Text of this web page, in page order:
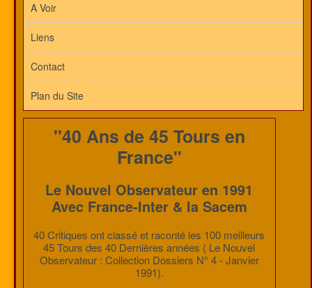
A Voir
Liens
Contact
Plan du Site
"40 Ans de 45 Tours en
France"
Le Nouvel Observateur en 1991
Avec France-Inter & la Sacem
40 Critiques ont classé et raconté les 100 meilleurs
45 Tours des 40 Dernières années ( Le Nouvel
Observateur : Collection Dossiers N° 4 - Janvier
1991).